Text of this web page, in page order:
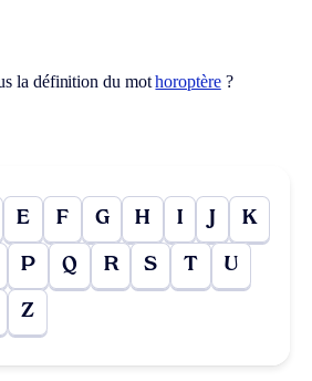
la définition du mothoroptère?
E F G H I J K
P Q R S T U
Z